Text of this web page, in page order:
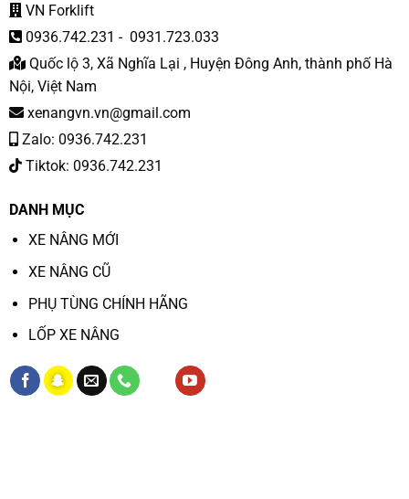
VN Forklift
0936.742.231 - 0931.723.033
Quốc lộ 3, Xã Nghĩa Lại , Huyện Đông Anh, thành phố Hà
Nội, Việt Nam
xenangvn.vn@gmail.com
Zalo: 0936.742.231
Tiktok: 0936.742.231
DANH MỤC
XE NÂNG MỚI
XE NÂNG CŨ
PHỤ TÙNG CHÍNH HÃNG
LỐP XE NÂNG